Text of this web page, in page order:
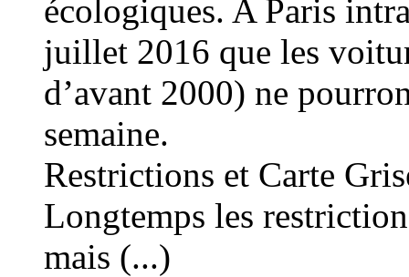
écologiques. A Paris
juillet 2016 que les
d’avant 2000) ne
semaine.
Restrictions et Carte
Longtemps les
mais (...)